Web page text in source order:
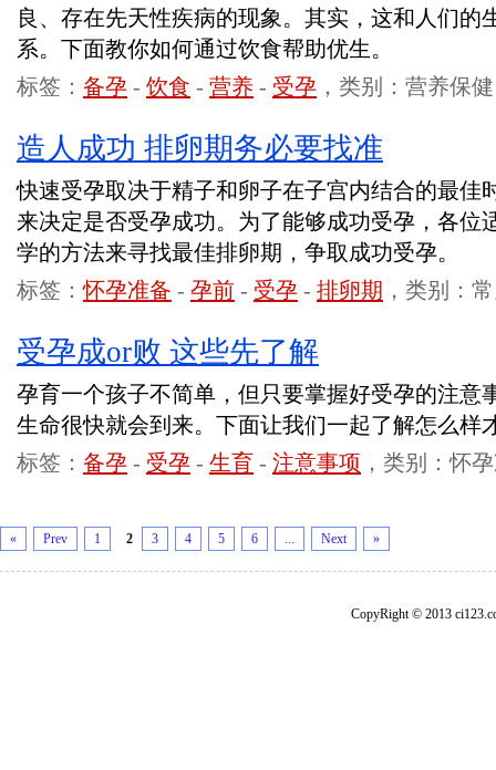
良、存在先天性疾病的现象。其实，这和人们的
系。下面教你如何通过饮食帮助优生。
标签： 备孕 - 饮食 - 营养 - 受孕 ，类别：营养保健
造人成功 排卵期务必要找准
快速受孕取决于精子和卵子在子宫内结合的最佳
来决定是否受孕成功。为了能够成功受孕，各位
学的方法来寻找最佳排卵期，争取成功受孕。
标签：怀孕准备 - 孕前 - 受孕 - 排卵期 ，类别：
受孕成or败 这些先了解
孕育一个孩子不简单，但只要掌握好受孕的注意
生命很快就会到来。下面让我们一起了解怎么样
标签： 备孕 - 受孕 - 生育 - 注意事项 ，类别：怀
« Prev 1 2 3 4 5 6 ... Next »
CopyRight © 2013